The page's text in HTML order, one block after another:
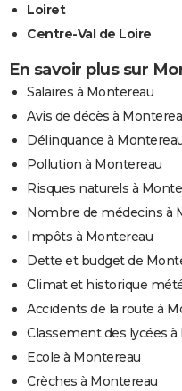
Loiret
Centre-Val de Loire
En savoir plus sur
Salaires à Montereau
Avis de décès à
Délinquance à
Pollution à Montereau
Risques naturels à
Nombre de médecins à
Impôts à Montereau
Dette et budget de
Climat et historique
Accidents de la route à
Classement des lycées
Ecole à Montereau
Crèches à Montereau